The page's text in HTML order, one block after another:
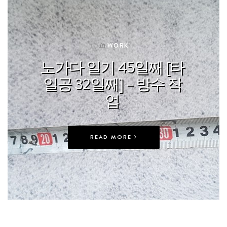
In WORK
노가다 일기 45일째 [타
일공 32일째] – 방수 작
업
READ MORE